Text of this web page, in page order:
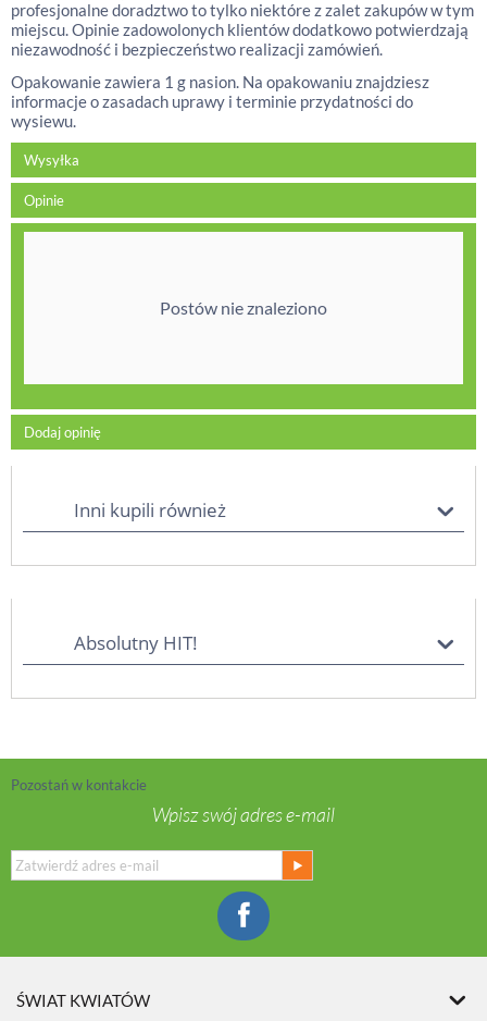
profesjonalne doradztwo to tylko niektóre z zalet zakupów w tym
miejscu. Opinie zadowolonych klientów dodatkowo potwierdzają
niezawodność i bezpieczeństwo realizacji zamówień.
Opakowanie zawiera 1 g nasion. Na opakowaniu znajdziesz
informacje o zasadach uprawy i terminie przydatności do
wysiewu.
Wysyłka
Opinie
Postów nie znaleziono
Dodaj opinię
Inni kupili również
Absolutny HIT!
Pozostań w kontakcie
Wpisz swój adres e-mail
ŚWIAT KWIATÓW